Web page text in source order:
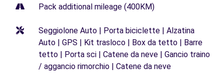
Pack additional mileage (400KM)
Seggiolone Auto | Porta biciclette | Alzatina
Auto | GPS | Kit trasloco | Box da tetto | Barre
tetto | Porta sci | Catene da neve | Gancio traino
/ aggancio rimorchio | Catene da neve